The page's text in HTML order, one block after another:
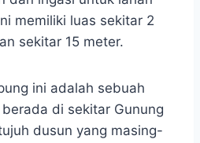
memiliki luas sekitar 2
sekitar 15 meter.
ini adalah sebuah
di sekitar Gunung
dusun yang masing-